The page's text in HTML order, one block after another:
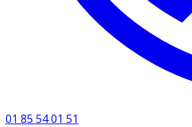
01 85 54 01 51